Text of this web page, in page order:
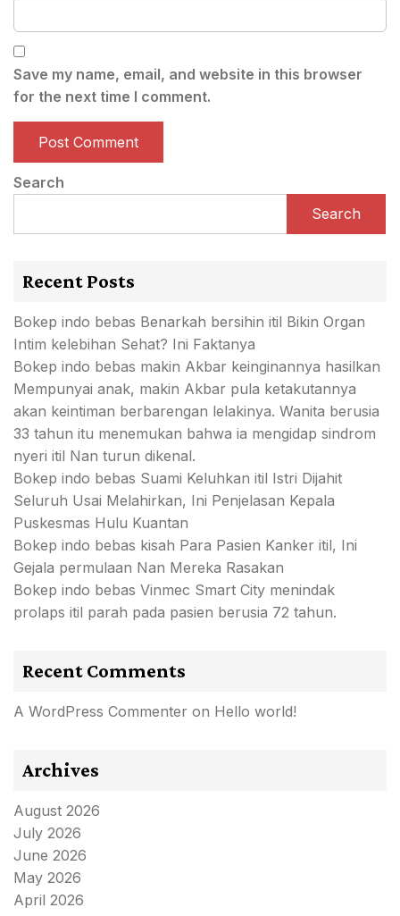
Save my name, email, and website in this browser
for the next time I comment.
Search
Search
Recent Posts
Bokep indo bebas Benarkah bersihin itil Bikin Organ
Intim kelebihan Sehat? Ini Faktanya
Bokep indo bebas makin Akbar keinginannya hasilkan
Mempunyai anak, makin Akbar pula ketakutannya
akan keintiman berbarengan lelakinya. Wanita berusia
33 tahun itu menemukan bahwa ia mengidap sindrom
nyeri itil Nan turun dikenal.
Bokep indo bebas Suami Keluhkan itil Istri Dijahit
Seluruh Usai Melahirkan, Ini Penjelasan Kepala
Puskesmas Hulu Kuantan
Bokep indo bebas kisah Para Pasien Kanker itil, Ini
Gejala permulaan Nan Mereka Rasakan
Bokep indo bebas Vinmec Smart City menindak
prolaps itil parah pada pasien berusia 72 tahun.
Recent Comments
A WordPress Commenter on Hello world!
Archives
August 2026
July 2026
June 2026
May 2026
April 2026